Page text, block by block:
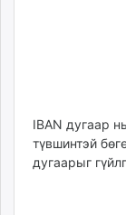
isee.mn
mglradio.com
fact.mn
IBAN дугаар
түвшинтэй
дугаарыг